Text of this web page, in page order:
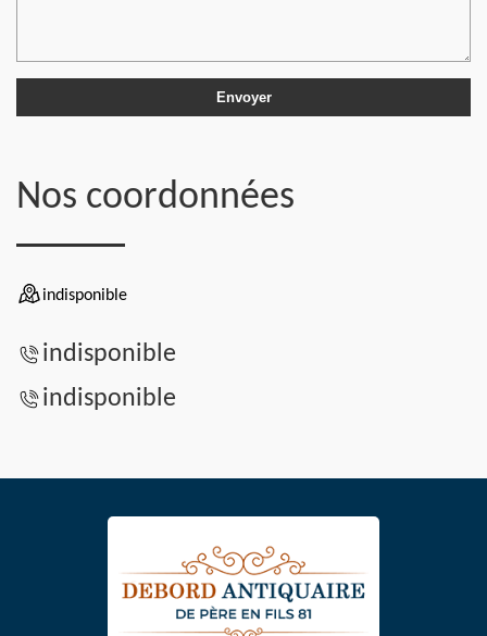
Nos coordonnées
indisponible
indisponible
indisponible